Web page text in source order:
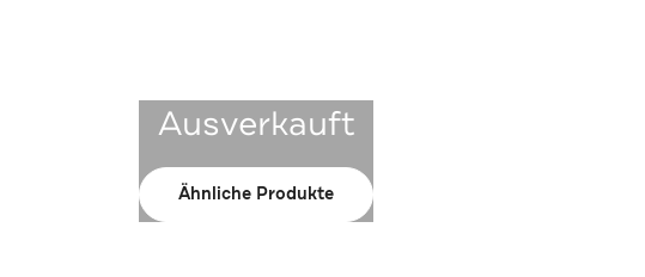
Ausverkauft
Ähnliche Produkte